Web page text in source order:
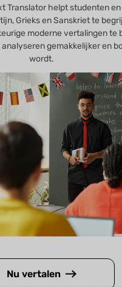
Translator helpt studenten
Grieks en Sanskriet te
moderne vertalingen te
gemakkelijker en
wordt.
Nu vertalen